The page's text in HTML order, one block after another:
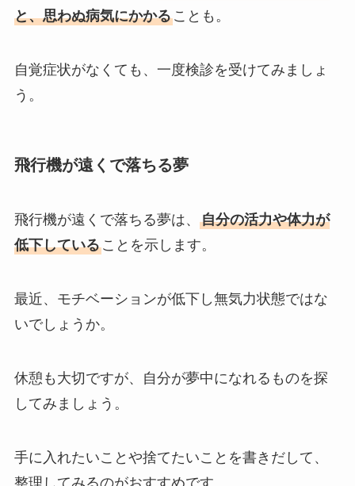
と、思わぬ病気にかかることも。
自覚症状がなくても、一度検診を受けてみましょ
う。
飛行機が遠くで落ちる夢
飛行機が遠くで落ちる夢は、 自分の活力や体力が
低下していることを示します。
最近、モチベーションが低下し無気力状態ではな
いでしょうか。
休憩も大切ですが、自分が夢中になれるものを探
してみましょう。
手に入れたいことや捨てたいことを書きだして、
整理してみるのがおすすめです。